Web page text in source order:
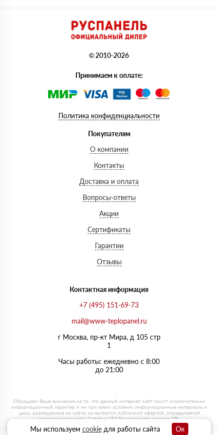
© 2010-2026
Принимаем к оплате:
Политика конфиденциальности
Покупателям
О компании
Контакты
Доставка и оплата
Вопросы-ответы
Акции
Сертификаты
Гарантии
Отзывы
Контактная информация
+7 (495) 151-69-73
mail@www-teplopanel.ru
г Москва, пр-кт Мира, д 105 стр
1
Часы работы: ежедневно с 8:00
до 21:00
Мы используем cookieдля работы сайта Ок